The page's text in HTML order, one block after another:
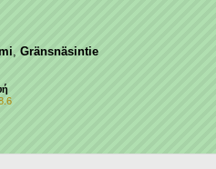
, Gränsnäsintie